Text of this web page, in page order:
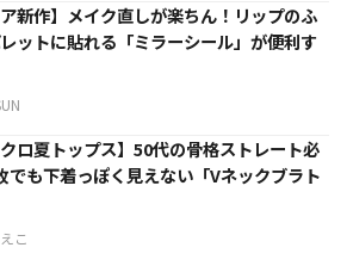
ア新作】メイク直しが楽ちん！リップのふ
ットに貼れる「ミラーシール」が便利す
クロ夏トップス】50代の骨格ストレート必
でも下着っぽく見えない「Vネックブラト
こ